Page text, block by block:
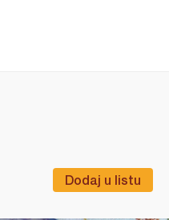
Dodaj u listu